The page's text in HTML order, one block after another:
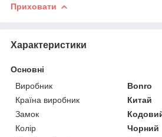
Приховати
Характеристики
Основні
Виробник
Bonro
Країна виробник
Китай
Замок
Колір
Чорний